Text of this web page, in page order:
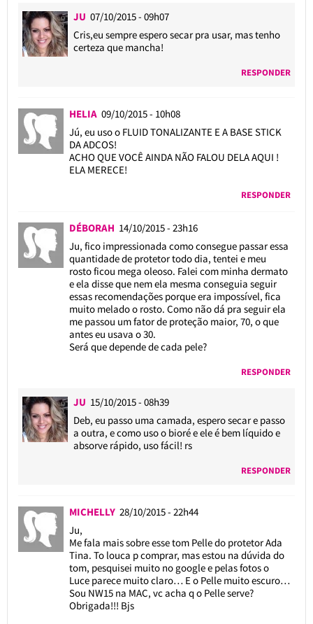
JU 07/10/2015 - 09h07
Cris,eu sempre espero secar pra usar, mas tenho
certeza que mancha!
RESPONDER
HELIA 09/10/2015 - 10h08
Jú, eu uso o FLUID TONALIZANTE E A BASE STICK
DA ADCOS!
ACHO QUE VOCÊ AINDA NÃO FALOU DELA AQUI !
ELA MERECE!
RESPONDER
DÉBORAH 14/10/2015 - 23h16
Ju, fico impressionada como consegue passar essa
quantidade de protetor todo dia, tentei e meu
rosto ficou mega oleoso. Falei com minha dermato
e ela disse que nem ela mesma conseguia seguir
essas recomendações porque era impossível, fica
muito melado o rosto. Como não dá pra seguir ela
me passou um fator de proteção maior, 70, o que
antes eu usava o 30.
Será que depende de cada pele?
RESPONDER
JU 15/10/2015 - 08h39
Deb, eu passo uma camada, espero secar e passo
a outra, e como uso o bioré e ele é bem líquido e
absorve rápido, uso fácil! rs
RESPONDER
MICHELLY 28/10/2015 - 22h44
Ju,
Me fala mais sobre esse tom Pelle do protetor Ada
Tina. To louca p comprar, mas estou na dúvida do
tom, pesquisei muito no google e pelas fotos o
Luce parece muito claro… E o Pelle muito escuro…
Sou NW15 na MAC, vc acha q o Pelle serve?
Obrigada!!! Bjs